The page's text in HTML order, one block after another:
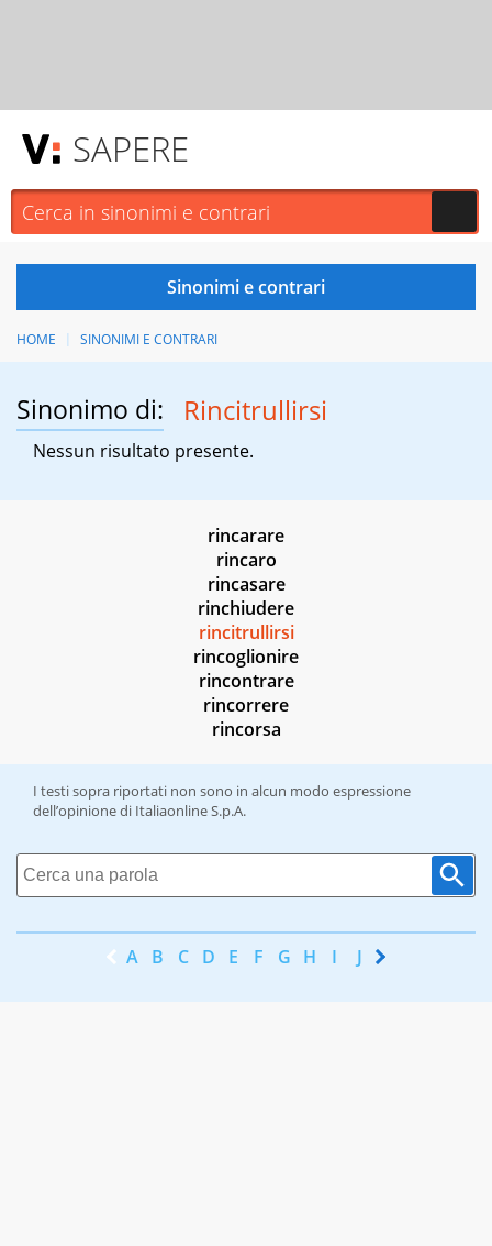
SAPERE
HOME SINONIMI E CONTRARI
Sinonimo di: Rincitrullirsi
Nessun risultato presente.
rincarare
rincaro
rincasare
rinchiudere
rincitrullirsi
rincoglionire
rincontrare
rincorrere
rincorsa
I testi sopra riportati non sono in alcun modo espressione
dell’opinione di Italiaonline S.p.A.
A B C D E F G H I J K